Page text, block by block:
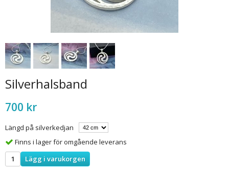
Silverhalsband
700 kr
Längd på silverkedjan
Finns i lager för omgående leverans
Lägg i varukorgen